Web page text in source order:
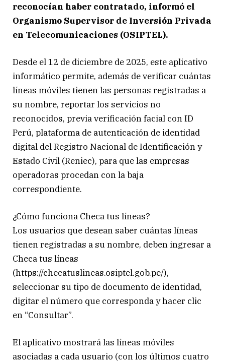
reconocían haber contratado, informó el
Organismo Supervisor de Inversión Privada
en Telecomunicaciones (OSIPTEL).
Desde el 12 de diciembre de 2025, este aplicativo
informático permite, además de verificar cuántas
líneas móviles tienen las personas registradas a
su nombre, reportar los servicios no
reconocidos, previa verificación facial con ID
Perú, plataforma de autenticación de identidad
digital del Registro Nacional de Identificación y
Estado Civil (Reniec), para que las empresas
operadoras procedan con la baja
correspondiente.
¿Cómo funciona Checa tus líneas?
Los usuarios que desean saber cuántas líneas
tienen registradas a su nombre, deben ingresar a
Checa tus líneas
(https://checatuslineas.osiptel.gob.pe/),
seleccionar su tipo de documento de identidad,
digitar el número que corresponda y hacer clic
en “Consultar”.
El aplicativo mostrará las líneas móviles
asociadas a cada usuario (con los últimos cuatro